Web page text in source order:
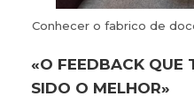
Conhecer o fabrico de
«O FEEDBACK QUE
SIDO O MELHOR»